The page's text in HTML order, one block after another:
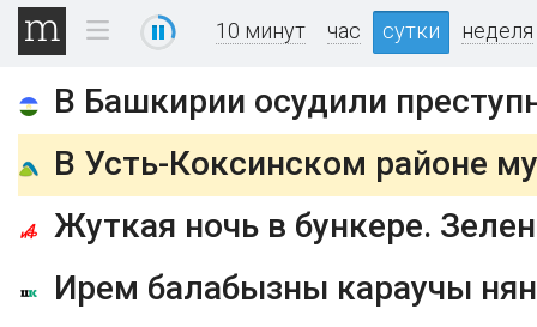
10 минут час сутки неделя
В Башкирии осудили
В Усть-Коксинском районе
Жуткая ночь в бункере.
Ирем балабызны караучы